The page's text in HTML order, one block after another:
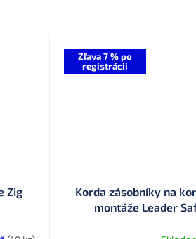
Zig
Zľava 7 % po
registrácii
Korda zásobníky na
montáže Leader